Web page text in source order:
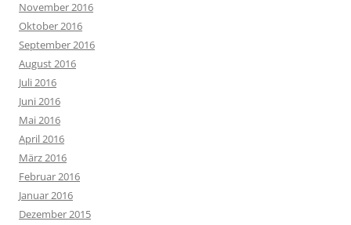
November 2016
Oktober 2016
September 2016
August 2016
Juli 2016
Juni 2016
Mai 2016
April 2016
März 2016
Februar 2016
Januar 2016
Dezember 2015